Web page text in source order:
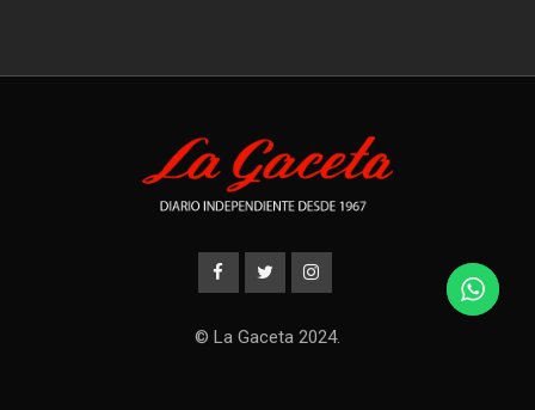
© La Gaceta 2024.